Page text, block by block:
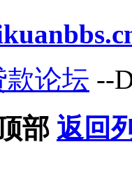
款论坛 --
部 返回